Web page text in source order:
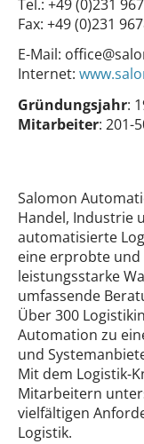
Tel.: +49 (0)231
Fax: +49 (0)231
E-Mail:
Internet:
Gründungsjahr:
Mitarbeiter: 201-
Salomon
Handel, Industrie
automatisierte
eine erprobte und
leistungsstarke
umfassende
Über 300
Automation zu
und
Mit dem Logistik-
Mitarbeitern
vielfältigen
Logistik.